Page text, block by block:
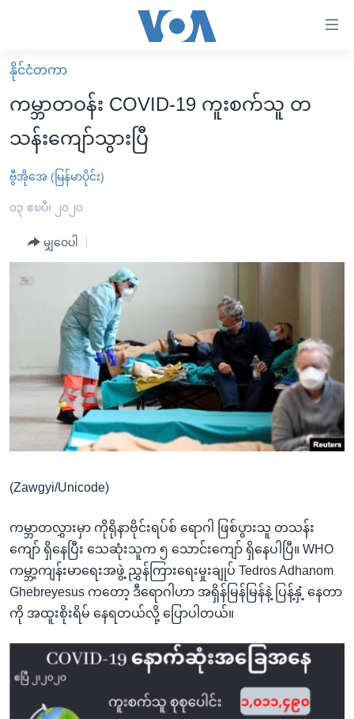
လွယ်ကူ
စေ
သည့်
များ
ပင်မ
ကျော်
ညွန်း
သို့
ရန်
ရန်
နေရာ
သို့
ကျော်
ရန်
မူလစာမျက်နှာ
မြန်မာ
ကမ္ဘာ့သတင်းများ
နိုင်ငံတကာ
အစ္စရေး-ပါလက်စတိုင်း
ဗွီဒီယို
အင်္ဂလိပ်စာလေ့လာမယ်
အမေရိကန်သုံးအီဒီယံ
မကြေးမုံရဲ့ အင်္ဂလိပ်စာ
ရုပ်ရှင်ထဲက အင်္ဂလိပ်စာ
သုတပဒေသာ အင်္ဂလိပ်စာ
အပတ်စဉ်ကဏ္ဍများ
ရေဒီယိုနှင့်ရုပ်သံ အချက်အလက်များ
ရေဒီယို/တီဗွီအစီအစဉ်
Learning English
ဗွီအိုအေ လူမှုကွန်ယက်များ
နိုင်ငံတကာ
ကမ္ဘာတဝန်း COVID-19 ကူးစက်သူ တ
သန်းကျော်သွားပြီ
ဗွီအိုအေ (မြန်မာပိုင်း)
၀၃ ဧၿပီ၊ ၂၀၂၀
မျှဝေပါ
(Zawgyi/Unicode)
ကမ္ဘာတလွှားမှာ ကိုရိုနာဗိုင်းရပ်စ် ရောဂါ ဖြစ်ပွားသူ တသန်း
ကျော် ရှိနေပြီး သေဆုံးသူက ၅ သောင်းကျော် ရှိနေပါပြီ။ WHO
ကမ္ဘာ့ကျန်းမာရေးအဖွဲ့ ညွှန်ကြားရေးမှုးချုပ် Tedros Adhanom
Ghebreyesus ကတော့ ဒီရောဂါဟာ အရှိန်မြန်မြန်နဲ့ ပြန့်နှံ့ နေတာ
ကို အထူးစိုးရိမ် နေရတယ်လို့ ပြောပါတယ်။